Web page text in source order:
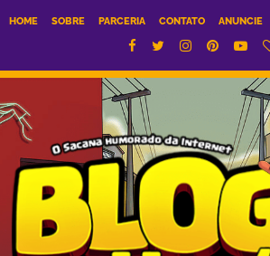
HOME SOBRE PARCERIA CONTATO ANUNCIE